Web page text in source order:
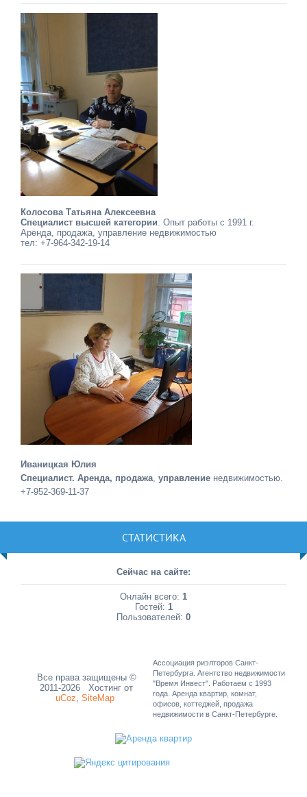
Колосова Татьяна Алексеевна
Специалист высшей категории . Опыт работы с 1991 г.
Аренда, продажа, управление недвижимостью
тел: +7-964-342-19-14
Иваницкая Юлия
Специалист. Аренда, продажа управление недвижимостью.
+7-952-369-11-37
СТАТИСТИКА
Сейчас на сайте:
Онлайн всего: 1
Гостей: 1
Пользователей: 0
Все права защищены ©
2011-2026 Хостинг от
uCoz SiteMap
Ассоциация риэлторов Санкт-
Петербурга. Агентство недвижимости
"Время Инвест". Работаем с 1993
года. Аренда квартир, комнат,
офисов, коттеджей, продажа
недвижимости в Санкт-Петербурге.